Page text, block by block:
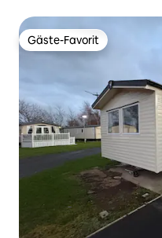
Gäste-Favorit
Gäste-Favorit